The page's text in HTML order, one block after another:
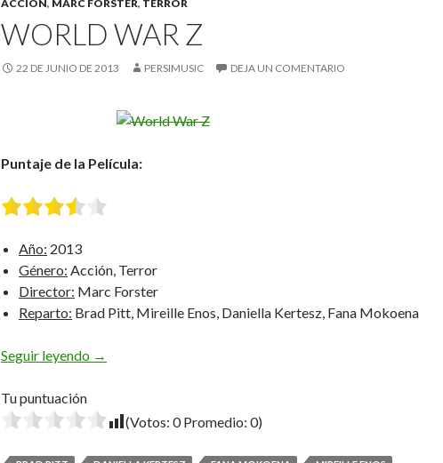
ACCIÓN, MARC FORSTER, TERROR
WORLD WAR Z
22 DE JUNIO DE 2013 PERSIMUSIC DEJA UN COMENTARIO
Puntaje de la Película:
Año: 2013
Género: Acción, Terror
Director: Marc Forster
Reparto: Brad Pitt, Mireille Enos, Daniella Kertesz, Fana Mokoena
Seguir leyendo World War Z
→
Tu puntuación
(Votos: 0Promedio: 0)